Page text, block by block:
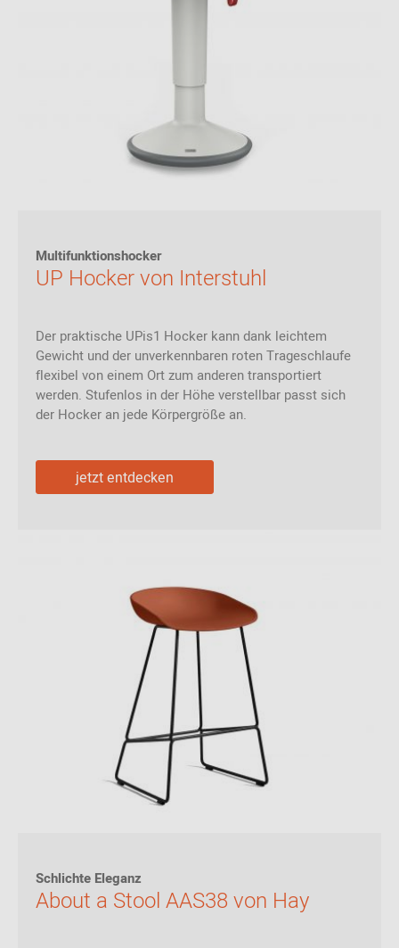
Multifunktionshocker
UP Hocker von Interstuhl
Der praktische UPis1 Hocker kann dank leichtem
Gewicht und der unverkennbaren roten Trageschlaufe
flexibel von einem Ort zum anderen transportiert
werden. Stufenlos in der Höhe verstellbar passt sich
der Hocker an jede Körpergröße an.
jetzt entdecken
Schlichte Eleganz
About a Stool AAS38 von Hay